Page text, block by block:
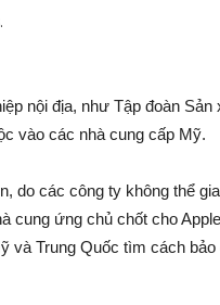
nội địa, như Tập đoàn Sản
vào các nhà cung cấp Mỹ.
do các công ty không thể
cung ứng chủ chốt cho
và Trung Quốc tìm cách